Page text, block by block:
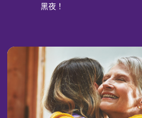
黑夜！
以查看我們是否能為您
務。.